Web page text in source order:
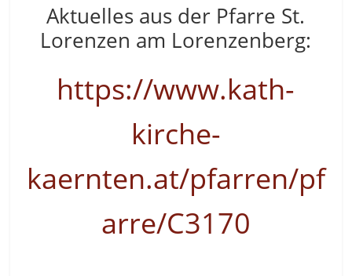
Aktuelles aus der Pfarre St.
Lorenzen am Lorenzenberg:
https://www.kath-
kirche-
kaernten.at/pfarren/pf
arre/C3170